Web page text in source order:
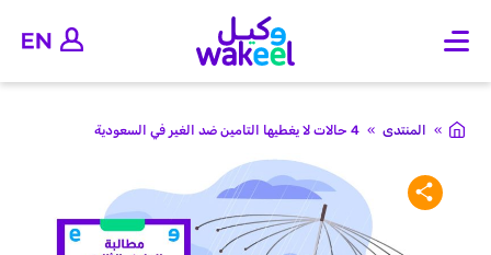
O
e
m
a
» المنتدى » 4 حالات لا يغطيها التامين ضد الغير في السعودية